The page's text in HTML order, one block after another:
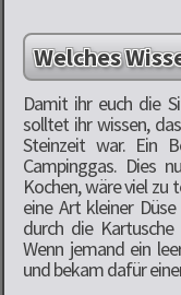
Welches
Damit ihr euch die
solltet ihr wissen,
Steinzeit war. Ein
Campinggas. Dies
Kochen, wäre viel zu
eine Art kleiner
durch die
Wenn jemand ein
und bekam dafür